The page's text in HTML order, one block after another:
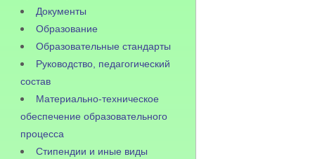
Документы
Образование
Образовательные стандарты
Руководство, педагогический
состав
Материально-техническое
обеспечение образовательного
процесса
Стипендии и иные виды